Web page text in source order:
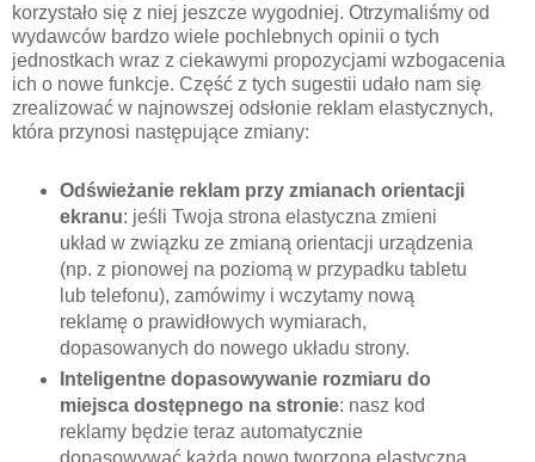
korzystało się z niej jeszcze wygodniej. Otrzymaliśmy od
wydawców bardzo wiele pochlebnych opinii o tych
jednostkach wraz z ciekawymi propozycjami wzbogacenia
ich o nowe funkcje. Część z tych sugestii udało nam się
zrealizować w najnowszej odsłonie reklam elastycznych,
która przynosi następujące zmiany:
Odświeżanie reklam przy zmianach orientacji
ekranu: jeśli Twoja strona elastyczna zmieni
układ w związku ze zmianą orientacji urządzenia
(np. z pionowej na poziomą w przypadku tabletu
lub telefonu), zamówimy i wczytamy nową
reklamę o prawidłowych wymiarach,
dopasowanych do nowego układu strony.
Inteligentne dopasowywanie rozmiaru do
miejsca dostępnego na stronie: nasz kod
reklamy będzie teraz automatycznie
dopasowywać każdą nowo tworzoną elastyczną